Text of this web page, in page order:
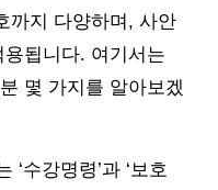
까지 다양하며, 사안
됩니다. 여기서는
몇 가지를 알아보겠
‘수강명령’과 ‘보호